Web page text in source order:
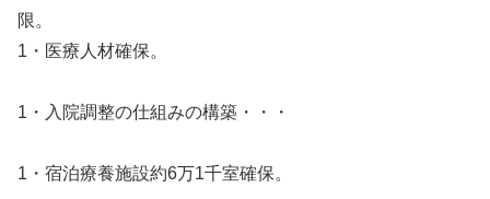
限。
1・医療人材確保。
1・入院調整の仕組みの構築・・・
1・宿泊療養施設約6万1千室確保。